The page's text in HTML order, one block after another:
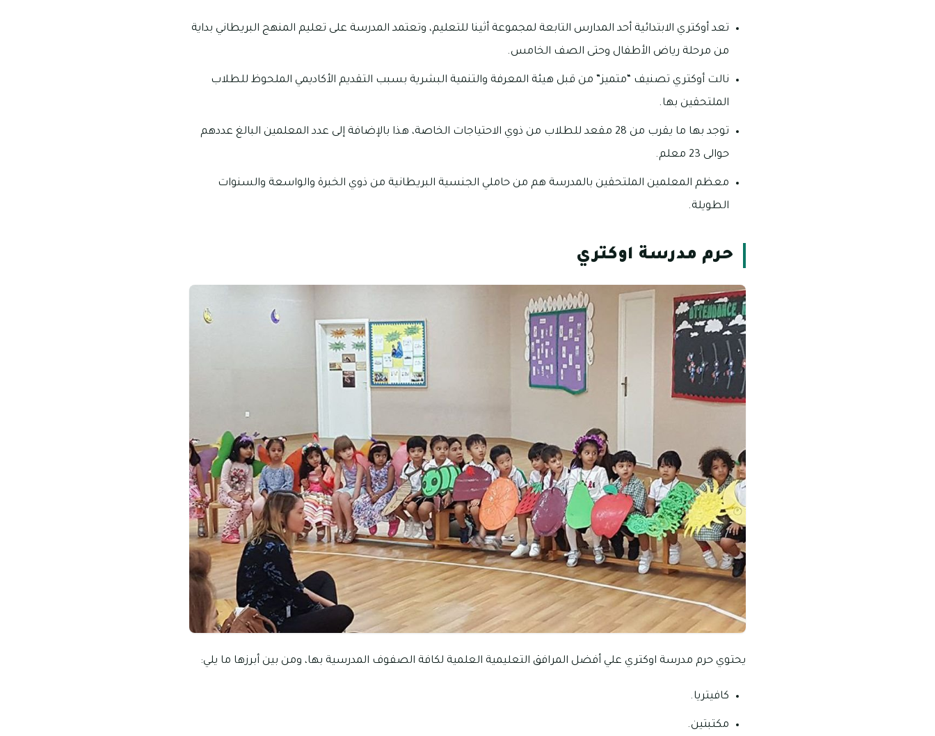
تعد أوكتري الابتدائية أحد المدارس التابعة لمجموعة أثينا للتعليم، وتعتمد المدرسة على تعليم المنهج البريطاني بداية
من مرحلة رياض الأطفال وحتى الصف الخامس.
نالت أوكتري تصنيف “متميز” من قبل هيئة المعرفة والتنمية البشرية بسبب التقديم الأكاديمي الملحوظ للطلاب
الملتحقين بها.
توجد بها ما يقرب من 28 مقعد للطلاب من ذوي الاحتياجات الخاصة، هذا بالإضافة إلى عدد المعلمين البالغ عددهم
حوالى 23 معلم.
معظم المعلمين الملتحقين بالمدرسة هم من حاملي الجنسية البريطانية من ذوي الخبرة والواسعة والسنوات
الطويلة.
حرم مدرسة اوكتري
يحتوي حرم مدرسة اوكتري علي أفضل المرافق التعليمية العلمية لكافة الصفوف المدرسية بها، ومن بين أبرزها ما يلي:
كافيتريا.
مكتبتين.